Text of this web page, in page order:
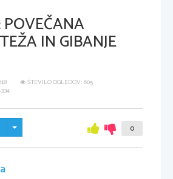
POVEČANA
IN GIBANJE
ŠTEVILO OGLEDOV: 605
Skrij/prikaži meni 0